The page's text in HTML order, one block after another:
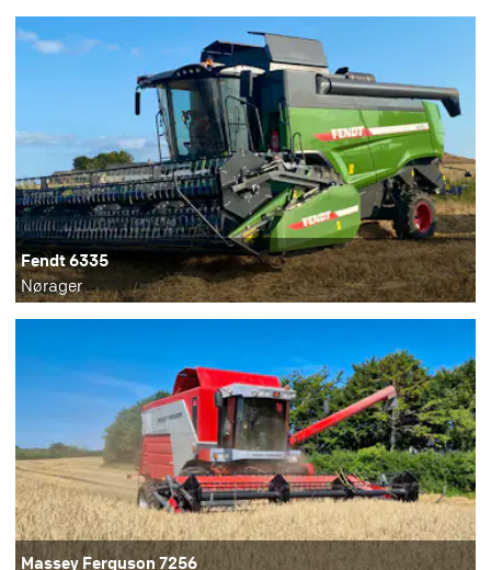
Fendt 6335
Nørager
Massey Ferguson 7256